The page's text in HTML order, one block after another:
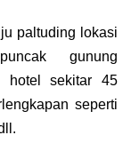
paltuding lokasi
gunung
hotel sekitar 45
seperti